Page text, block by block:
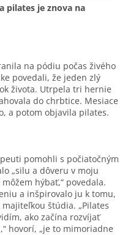
pilates je znova na
na pódiu počas živého
povedali, že jeden zlý
života. Utrpela tri hernie
do chrbtice. Mesiace
a potom objavila pilates.
pomohli s počiatočným
„silu a dôveru v moju
hýbať,“ povedala.
a inšpirovalo ju k tomu,
štúdia. „Pilates
ako začína rozvíjať
hovorí, „je to mimoriadne